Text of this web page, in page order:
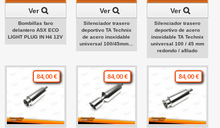
Ver
Bombillas faro
delantero ASX ECO
LIGHT PLUG IN H4 12V
Ver
Silenciador trasero
deportivo TA Technix
de acero inoxidable
universal 100/45mm...
Ver
Silenciador trasero
deportivo de acero
inoxidable TA Technix
universal 100 / 45 mm
redondo / afilado
84,00 € 84,00 € 84,00 €